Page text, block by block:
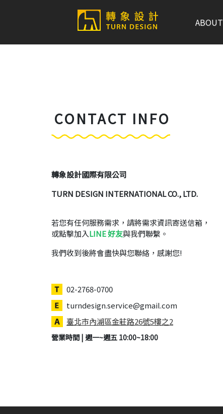
ABOUT
CONTACT INFO
轉象設計國際有限公司
TURN DESIGN INTERNATIONAL CO., LTD.
若您有任何服務需求，請將需求資訊寄送信箱，
或點擊加入LINE 好友與我們聯繫。
我們收到後將會盡快與您聯絡，感謝您!
02-2768-0700
turndesign.service@gmail.com
臺北市內湖區金莊路26號5樓之2
營業時間 | 週一~週五 10:00~18:00